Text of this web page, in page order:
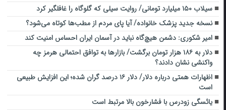
سیلاب ۱۵۰ میلیارد تومانی/ روایت سیلی که گلوگاه را غافلگیر کرد
نسخه جدید پزشک خانواده/ آیا پای مردم از مطب‌ها‌ کوتاه می‌شود؟
امیر شکوری: دشمن هیچ‌گاه نباید در آسمان ایران احساس امنیت کند
دلار به ۱۸۶ هزار تومان برگشت/ بازارها به توافق احتمالی هرمز چه
واکنشی نشان دادند؟
اظهارات همتی درباره دلار/ دلار ۱۶ درصد گران شده؛ این افزایش طبیعی
است
یائسگی زودرس با فشارخون بالا مرتبط است